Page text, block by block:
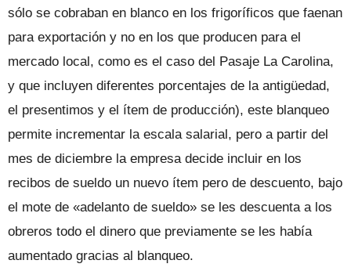
sólo se cobraban en blanco en los frigoríficos que faenan
para exportación y no en los que producen para el
mercado local, como es el caso del Pasaje La Carolina,
y que incluyen diferentes porcentajes de la antigüedad,
el presentimos y el ítem de producción), este blanqueo
permite incrementar la escala salarial, pero a partir del
mes de diciembre la empresa decide incluir en los
recibos de sueldo un nuevo ítem pero de descuento, bajo
el mote de «adelanto de sueldo» se les descuenta a los
obreros todo el dinero que previamente se les había
aumentado gracias al blanqueo.